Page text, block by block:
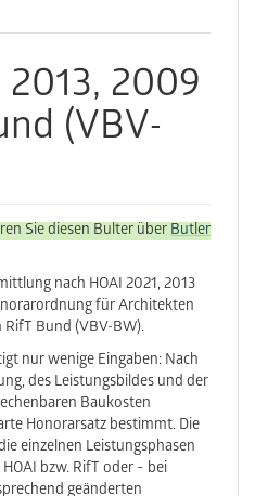
2013, 2009
(VBV-
Sie diesen Bulter überButler
nach HOAI 2021, 2013
für Architekten
RifT Bund (VBV-BW).
nur wenige Eingaben: Nach
des Leistungsbildes und der
Baukosten
Honorarsatz bestimmt. Die
einzelnen Leistungsphasen
bzw. RifT oder − bei
geänderten